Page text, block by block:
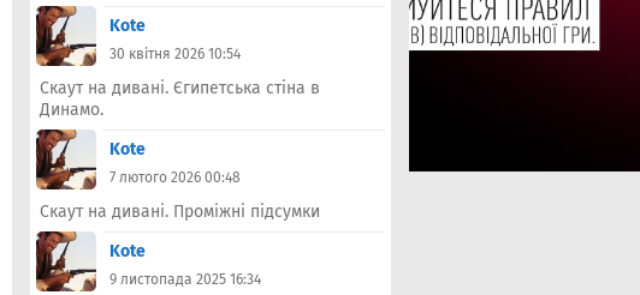
Kote
30 квітня 2026 10:54
Скаут на дивані. Єгипетська стіна в
Динамо.
Kote
7 лютого 2026 00:48
Скаут на дивані. Проміжні підсумки
Kote
9 листопада 2025 16:34